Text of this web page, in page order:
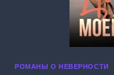
РОМАНЫ О НЕВЕРНОСТИ